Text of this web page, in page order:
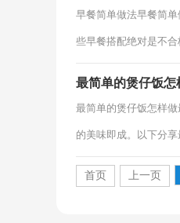
早餐简单做法早餐简
些早餐搭配绝对是不
最简单的煲仔饭怎
最简单的煲仔饭怎样
的美味即成。以下分
首页 上一页